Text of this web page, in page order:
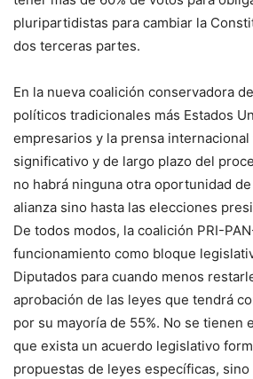
pluripartidistas para cambiar la
dos terceras partes.
En la nueva coalición conservadora
políticos tradicionales más Estados
empresarios y la prensa
significativo y de largo plazo del
no habrá ninguna otra oportunidad
alianza sino hasta las elecciones
De todos modos, la coalición PRI-
funcionamiento como bloque
Diputados para cuando menos
aprobación de las leyes que tendrá
por su mayoría de 55%. No se tienen
que exista un acuerdo legislativo
propuestas de leyes específicas, sino